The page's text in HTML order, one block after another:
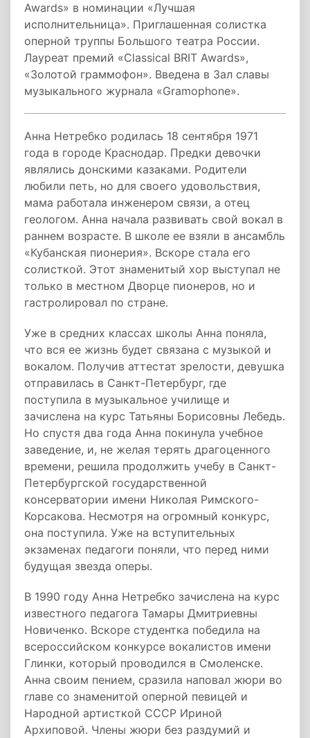
Awards» в номинации «Лучшая
исполнительница». Приглашенная солистка
оперной труппы Большого театра России.
Лауреат премий «Classical BRIT Awards»,
«Золотой граммофон». Введена в Зал славы
музыкального журнала «Gramophone».
Анна Нетребко родилась 18 сентября 1971
года в городе Краснодар. Предки девочки
являлись донскими казаками. Родители
любили петь, но для своего удовольствия,
мама работала инженером связи, а отец
геологом. Анна начала развивать свой вокал в
раннем возрасте. В школе ее взяли в ансамбль
«Кубанская пионерия». Вскоре стала его
солисткой. Этот знаменитый хор выступал не
только в местном Дворце пионеров, но и
гастролировал по стране.
Уже в средних классах школы Анна поняла,
что вся ее жизнь будет связана с музыкой и
вокалом. Получив аттестат зрелости, девушка
отправилась в Санкт-Петербург, где
поступила в музыкальное училище и
зачислена на курс Татьяны Борисовны Лебедь.
Но спустя два года Анна покинула учебное
заведение, и, не желая терять драгоценного
времени, решила продолжить учебу в Санкт-
Петербургской государственной
консерватории имени Николая Римского-
Корсакова. Несмотря на огромный конкурс,
она поступила. Уже на вступительных
экзаменах педагоги поняли, что перед ними
будущая звезда оперы.
В 1990 году Анна Нетребко зачислена на курс
известного педагога Тамары Дмитриевны
Новиченко. Вскоре студентка победила на
всероссийском конкурсе вокалистов имени
Глинки, который проводился в Смоленске.
Анна своим пением, сразила наповал жюри во
главе со знаменитой оперной певицей и
Народной артисткой СССР Ириной
Архиповой. Члены жюри без раздумий и